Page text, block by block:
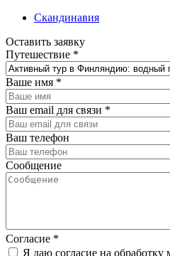
Скандинавия
Оставить заявку
Путешествие *
Ваше имя *
Ваш email для связи *
Ваш телефон
Сообщение
Согласие *
Я даю согласие на